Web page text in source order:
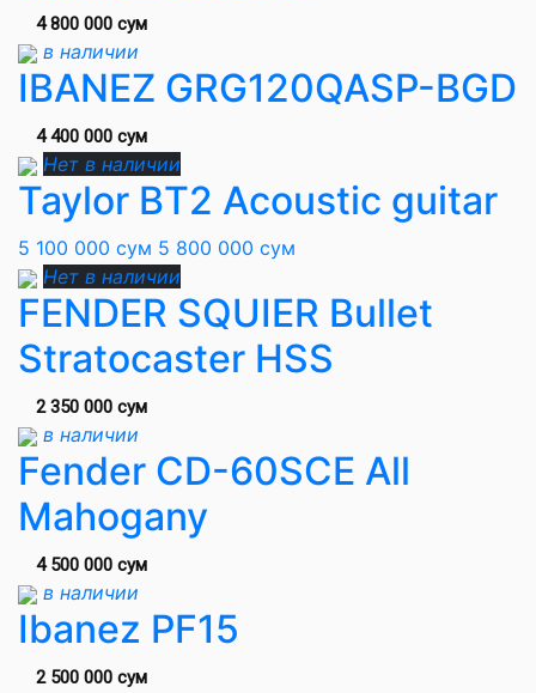
4 800 000 сум
в наличии
IBANEZ GRG120QASP-BGD
4 400 000 сум
Нет в наличии
Taylor BT2 Acoustic guitar
5 100 000 сум 5 800 000 сум
Нет в наличии
FENDER SQUIER Bullet
Stratocaster HSS
2 350 000 сум
в наличии
Fender CD-60SCE All
Mahogany
4 500 000 сум
в наличии
Ibanez PF15
2 500 000 сум